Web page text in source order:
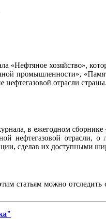
«Нефтяное хозяйство»,
промышленности»,
нефтегазовой отрасли страны.
в ежегодном
нефтегазовой отрасли, о
сделав их доступными
статьям можно